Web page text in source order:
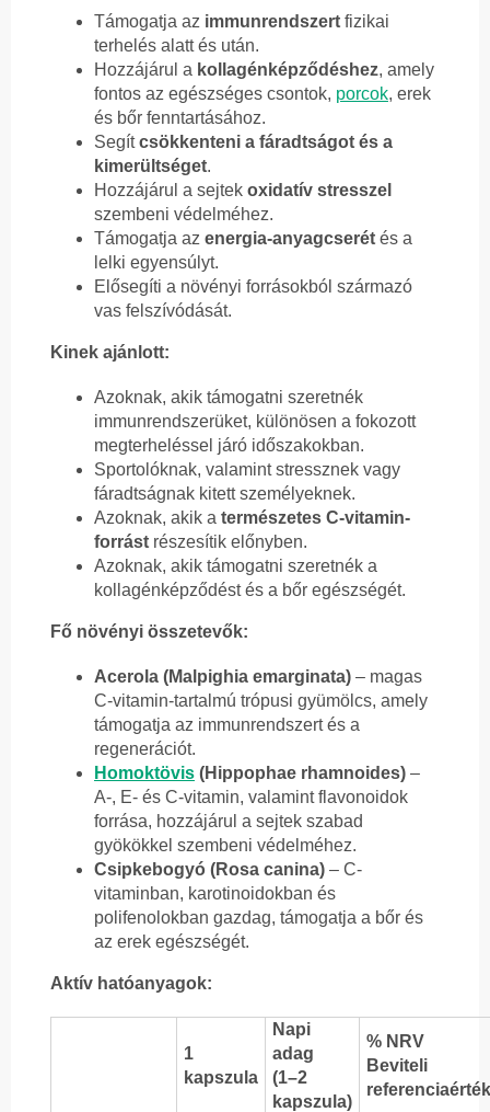
Támogatja az immunrendszert fizikai
terhelés alatt és után.
Hozzájárul a kollagénképződéshez, amely
fontos az egészséges csontok, porcok, erek
és bőr fenntartásához.
Segítcsökkenteni a fáradtságot és a
kimerültséget.
Hozzájárul a sejtek oxidatív stresszel
szembeni védelméhez.
Támogatja az energia-anyagcserét és a
lelki egyensúlyt.
Elősegíti a növényi forrásokból származó
vas felszívódását.
Kinek ajánlott:
Azoknak, akik támogatni szeretnék
immunrendszerüket, különösen a fokozott
megterheléssel járó időszakokban.
Sportolóknak, valamint stressznek vagy
fáradtságnak kitett személyeknek.
Azoknak, akik a természetes C-vitamin-
forrást részesítik előnyben.
Azoknak, akik támogatni szeretnék a
kollagénképződést és a bőr egészségét.
Fő növényi összetevők:
Acerola (Malpighia emarginata) – magas
C-vitamin-tartalmú trópusi gyümölcs, amely
támogatja az immunrendszert és a
regenerációt.
Homoktövis (Hippophae rhamnoides) –
A-, E- és C-vitamin, valamint flavonoidok
forrása, hozzájárul a sejtek szabad
gyökökkel szembeni védelméhez.
Csipkebogyó (Rosa canina) – C-
vitaminban, karotinoidokban és
polifenolokban gazdag, támogatja a bőr és
az erek egészségét.
Aktív hatóanyagok:
1
kapszula
Napi
adag
(1–2
kapszula)
% NRV
Beviteli
referenciaérték